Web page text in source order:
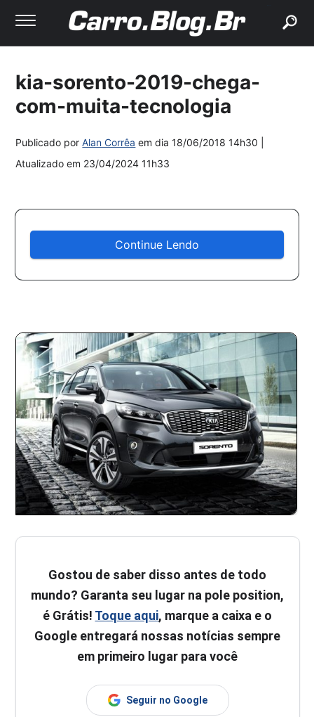
kia-sorento-2019-chega-
com-muita-tecnologia
Publicado porAlan Corrêa em dia18/06/2018 14h30
Atualizado em 23/04/2024 11h33
Continue Lendo
Gostou de saber disso antes de todo
mundo? Garanta seu lugar na pole position,
é Grátis! Toque aqui, marque a caixa e o
Google entregará nossas notícias sempre
em primeiro lugar para você
Seguir no Google